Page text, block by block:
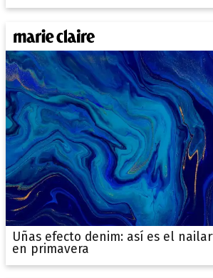
Uñas efecto denim: así es el
en primavera